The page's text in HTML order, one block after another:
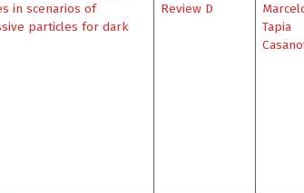
in scenarios of
particles for dark
Review D
Tapia